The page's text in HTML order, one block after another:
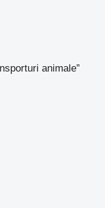
animale”